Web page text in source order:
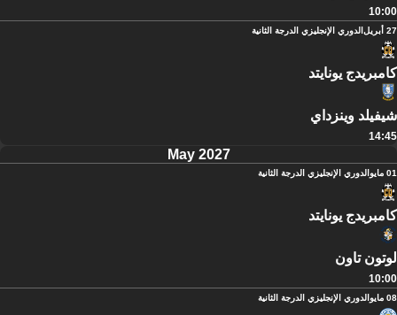
10:00
27 أبريل الدوري الإنجليزي الدرجة الثانية
كامبريدج يونايتد
شيفيلد وينزداي
14:45
May 2027
01 مايو الدوري الإنجليزي الدرجة الثانية
كامبريدج يونايتد
لوتون تاون
10:00
08 مايو الدوري الإنجليزي الدرجة الثانية